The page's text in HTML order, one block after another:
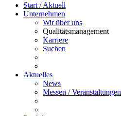
Start / Aktuell
Unternehmen
Wir über uns
Qualitätsmanagement
Karriere
Suchen
Aktuelles
News
Messen / Veranstaltungen